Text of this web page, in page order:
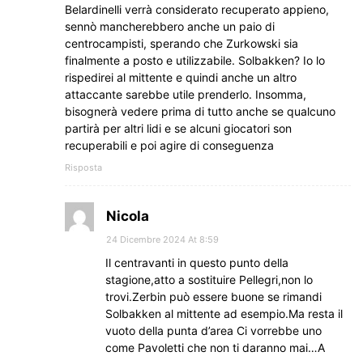
Belardinelli verrà considerato recuperato appieno,
sennò mancherebbero anche un paio di
centrocampisti, sperando che Zurkowski sia
finalmente a posto e utilizzabile. Solbakken? Io lo
rispedirei al mittente e quindi anche un altro
attaccante sarebbe utile prenderlo. Insomma,
bisognerà vedere prima di tutto anche se qualcuno
partirà per altri lidi e se alcuni giocatori son
recuperabili e poi agire di conseguenza
Risposta
Nicola
24 Dicembre 2024 At 8:59
Il centravanti in questo punto della
stagione,atto a sostituire Pellegri,non lo
trovi.Zerbin può essere buone se rimandi
Solbakken al mittente ad esempio.Ma resta il
vuoto della punta d’area Ci vorrebbe uno
come Pavoletti che non ti daranno mai…A